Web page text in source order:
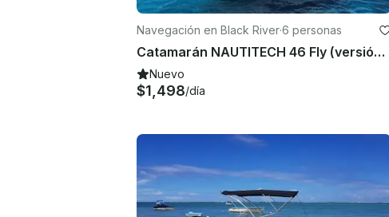
Navegación en Black River·6 personas
Catamarán NAUTITECH 46 Fly (versión del propietario) con tripulación en alquiler en Mauricio
Nuevo
$1,498/día